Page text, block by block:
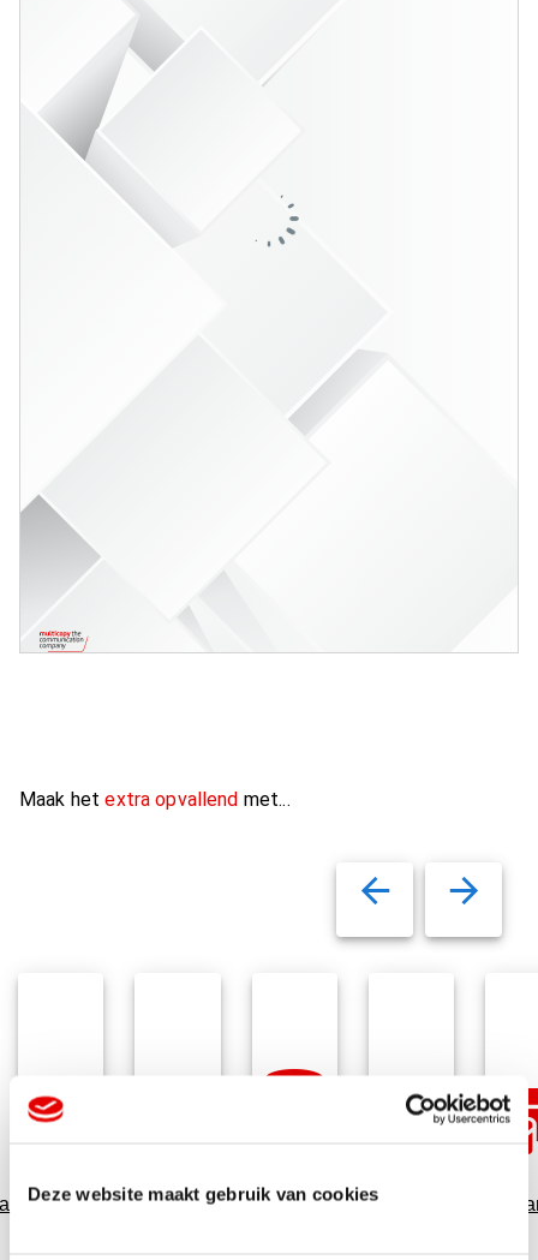
Deze website maakt gebruik van cookies
Maak hetextra opvallend met...
Relatiegeschenken Data
Snoepgoed